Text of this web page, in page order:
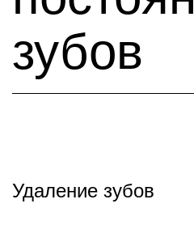
зубов
Удаление зубов